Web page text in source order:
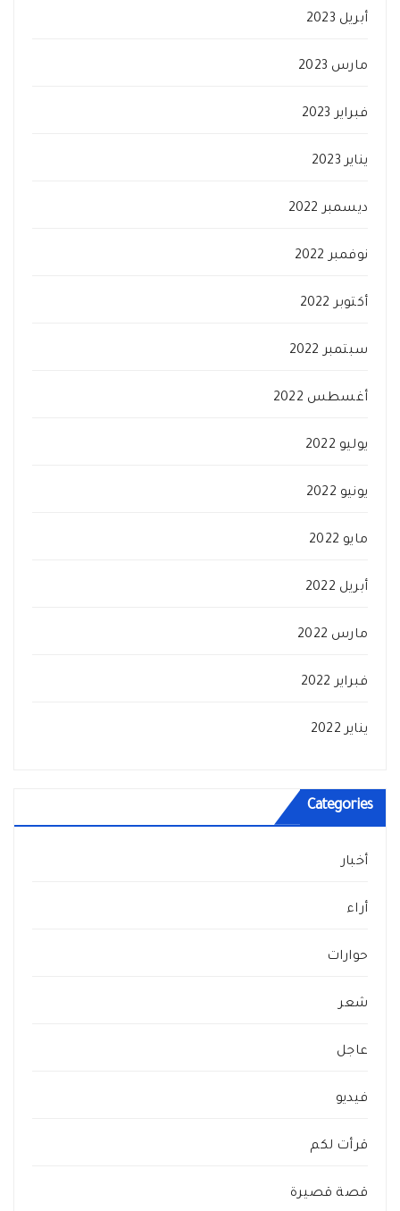
أبريل 2023
مارس 2023
فبراير 2023
يناير 2023
ديسمبر 2022
نوفمبر 2022
أكتوبر 2022
سبتمبر 2022
أغسطس 2022
يوليو 2022
يونيو 2022
مايو 2022
أبريل 2022
مارس 2022
فبراير 2022
يناير 2022
Categories
أخبار
أراء
حوارات
شعر
عاجل
فيديو
قرأت لكم
قصة قصيرة